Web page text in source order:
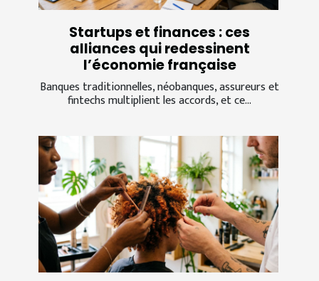
Startups et finances : ces
alliances qui redessinent
l’économie française
Banques traditionnelles, néobanques, assureurs et
fintechs multiplient les accords, et ce...